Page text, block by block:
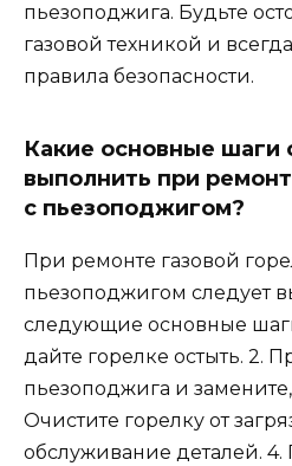
пьезоподжига. Будьте
газовой техникой и
правила безопасности.
Какие основные шаги
выполнить при
с пьезоподжигом?
При ремонте газовой
пьезоподжигом следует
следующие основные
дайте горелке остыть. 2.
пьезоподжига и
Очистите горелку от
обслуживание деталей. 4.